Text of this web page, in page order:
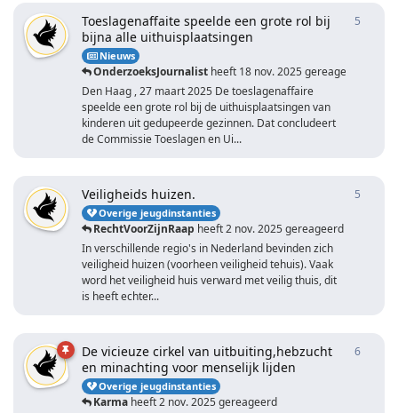
Toeslagenaffaite speelde een grote rol bij
bijna alle uithuisplaatsingen
Nieuws
OnderzoeksJournalist heeft 18 nov. 2025gereageerd
Den Haag , 27 maart 2025 De toeslagenaffaire
speelde een grote rol bij de uithuisplaatsingen van
kinderen uit gedupeerde gezinnen. Dat concludeert
de Commissie Toeslagen en Ui...
5
Veiligheids huizen.
Overige jeugdinstanties
RechtVoorZijnRaap heeft2 nov. 2025gereageerd
In verschillende regio's in Nederland bevinden zich
veiligheid huizen (voorheen veiligheid tehuis). Vaak
word het veiligheid huis verward met veilig thuis, dit
is heeft echter...
5
De vicieuze cirkel van uitbuiting,hebzucht
en minachting voor menselijk lijden
Overige jeugdinstanties
Karma heeft2 nov. 2025gereageerd
6